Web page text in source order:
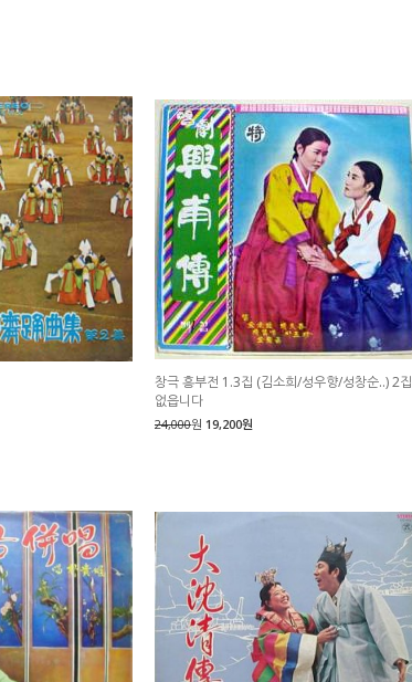
창극 흥부전 1.3집 (김소희/성우향/성창순..) 2집
없읍니다
24,000원 19,200원